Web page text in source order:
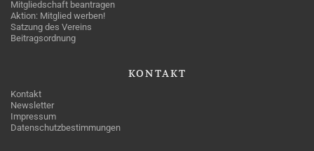
Mitgliedschaft beantragen
Aktion: Mitglied werben!
Satzung des Vereins
Beitragsordnung
KONTAKT
Kontakt
Newsletter
Impressum
Datenschutzbestimmungen